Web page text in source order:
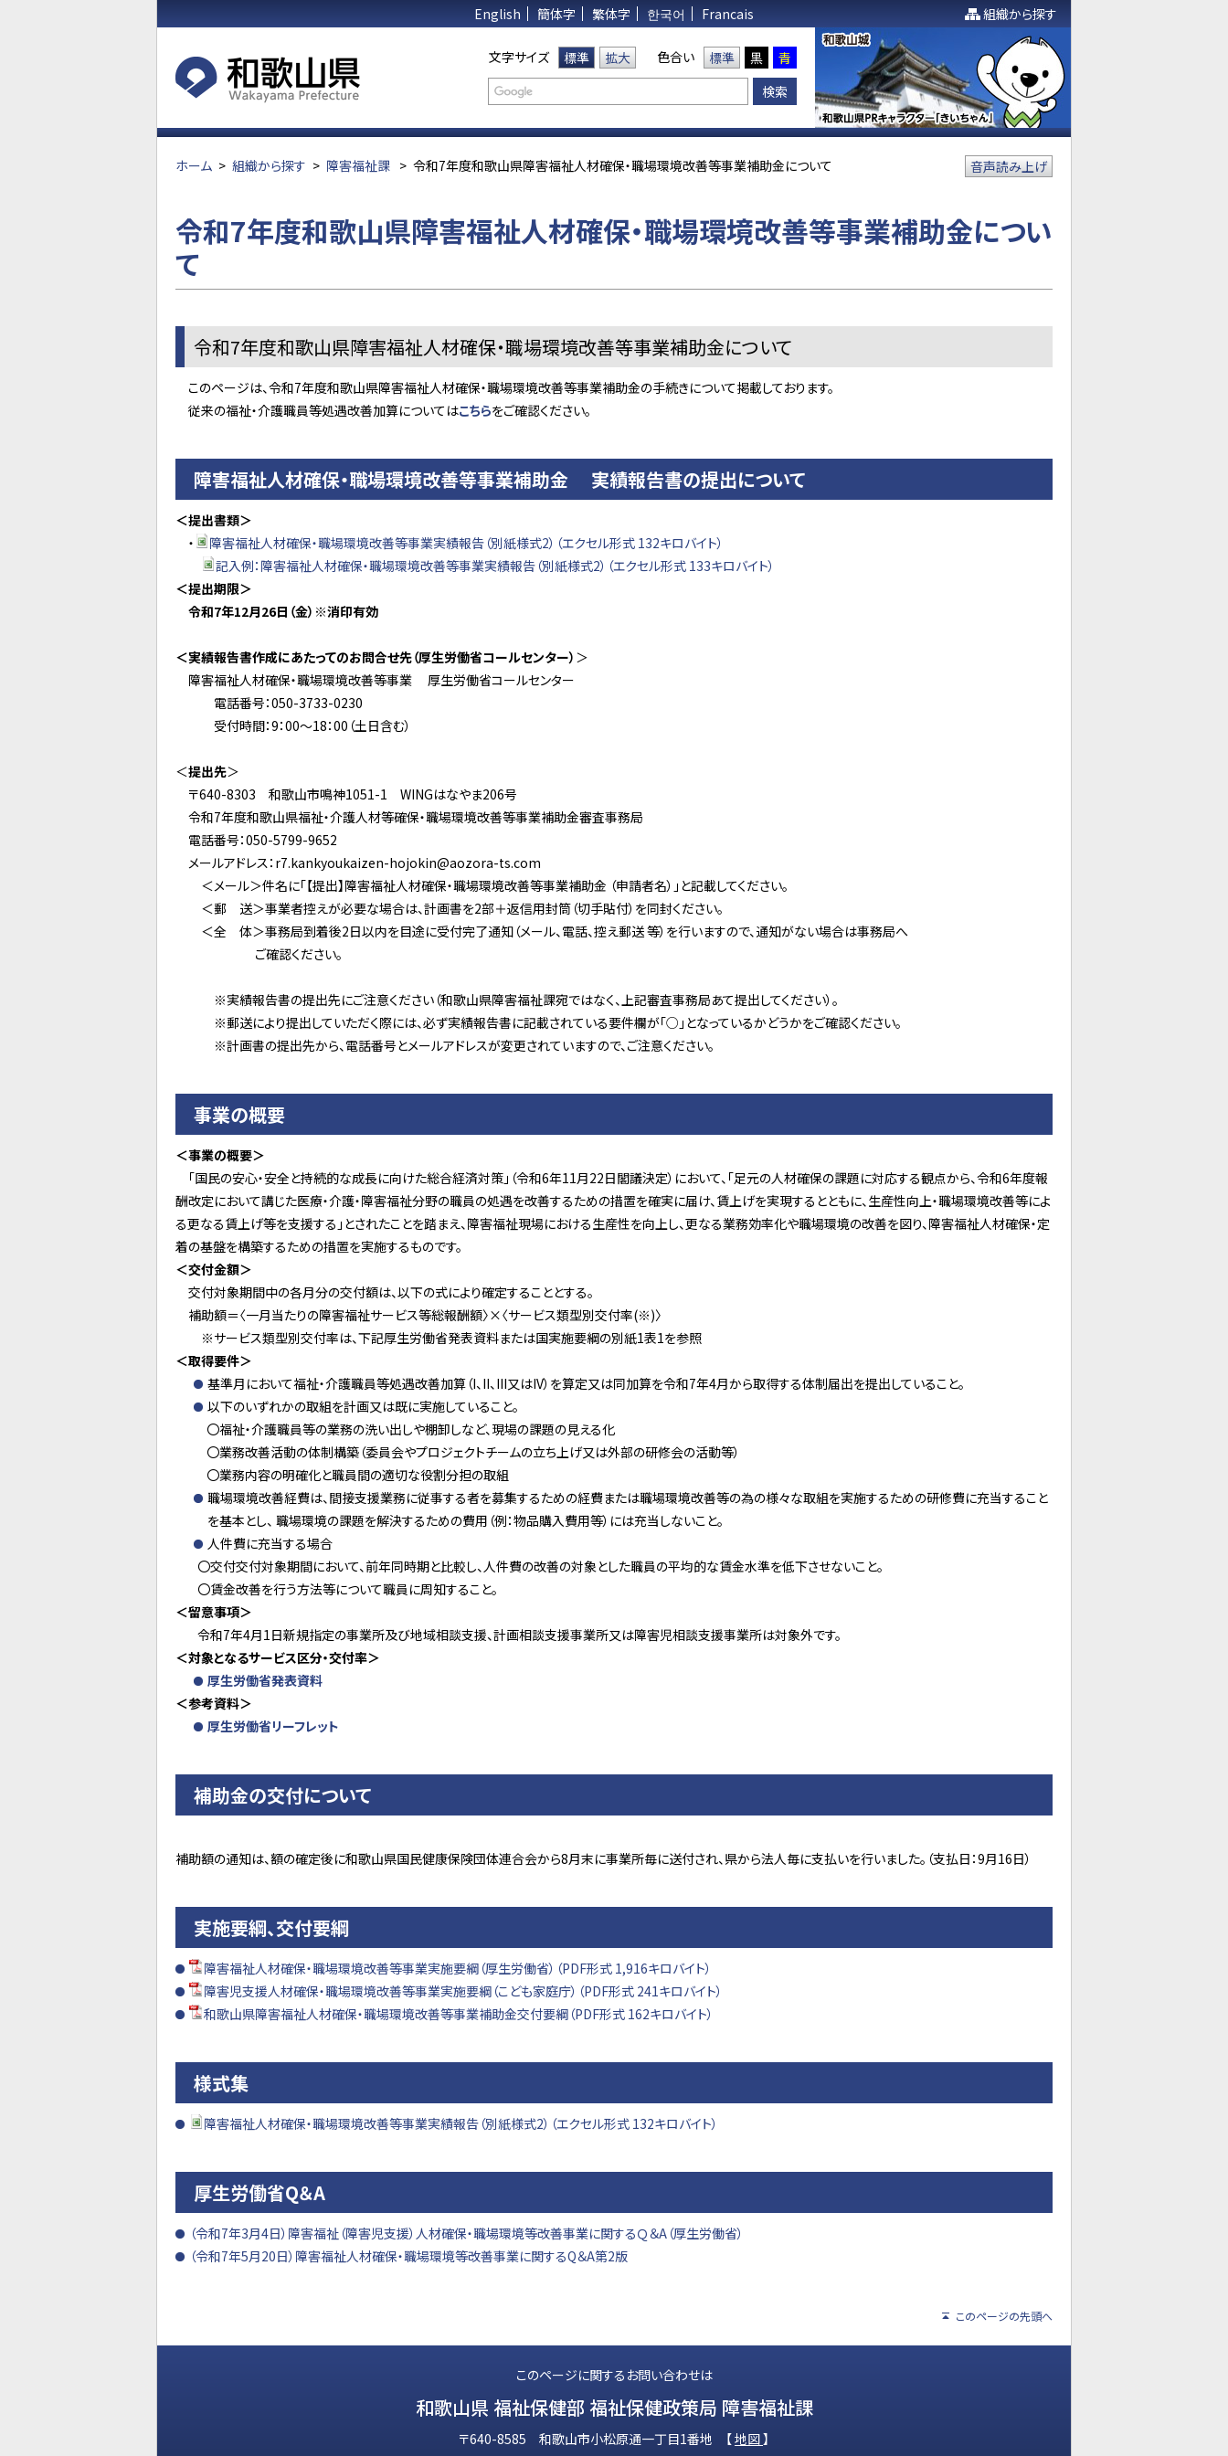
English 簡体字 繁体字 한국어 Francais 組織から探す
文字サイズ 標準 拡大 色合い 標準 黒 青
ホーム > 組織から探す > 障害福祉課 > 令和7年度和歌山県障害福祉人材確保・職場環境改善等事業補助金について 音声読み上げ
令和7年度和歌山県障害福祉人材確保・職場環境改善等事業補助金につい
て
令和7年度和歌山県障害福祉人材確保・職場環境改善等事業補助金について
このページは、令和7年度和歌山県障害福祉人材確保・職場環境改善等事業補助金の手続きについて掲載しております。
従来の福祉・介護職員等処遇改善加算についてはこちらをご確認ください。
障害福祉人材確保・職場環境改善等事業補助金 実績報告書の提出について
＜提出書類＞
・
障害福祉人材確保・職場環境改善等事業実績報告（別紙様式2）（エクセル形式 132キロバイト）
記入例：障害福祉人材確保・職場環境改善等事業実績報告（別紙様式2）（エクセル形式 133キロバイト）
＜提出期限＞
令和7年12月26日（金）※消印有効
＜実績報告書作成にあたってのお問合せ先（厚生労働省コールセンター） ＞
障害福祉人材確保・職場環境改善等事業 厚生労働省コールセンター
電話番号：050-3733-0230
受付時間：9：00～18：00（土日含む）
＜提出先＞
〒640-8303 和歌山市鳴神1051-1 WINGはなやま206号
令和7年度和歌山県福祉・介護人材等確保・職場環境改善等事業補助金審査事務局
電話番号：050-5799-9652
メールアドレス：r7.kankyoukaizen-hojokin@aozora-ts.com
＜メール＞件名に「【提出】障害福祉人材確保・職場環境改善等事業補助金 （申請者名）」と記載してください。
＜郵 送＞事業者控えが必要な場合は、計画書を2部＋返信用封筒（切手貼付）を同封ください。
＜全 体＞事務局到着後2日以内を目途に受付完了通知（メール、電話、控え郵送 等）を行いますので、通知がない場合は事務局へ
ご確認ください。
※実績報告書の提出先にご注意ください（和歌山県障害福祉課宛ではなく、上記審査事務局あて提出してください）。
※郵送により提出していただく際には、必ず実績報告書に記載されている要件欄が「○」となっているかどうかをご確認ください。
※計画書の提出先から、電話番号とメールアドレスが変更されていますので、ご注意ください。
事業の概要
＜事業の概要＞
「国民の安心・安全と持続的な成長に向けた総合経済対策」（令和6年11月22日閣議決定）において、「足元の人材確保の課題に対応する観点から、令和6年度報
酬改定において講じた医療・介護・障害福祉分野の職員の処遇を改善するための措置を確実に届け、賃上げを実現するとともに、生産性向上・職場環境改善等によ
る更なる賃上げ等を支援する」とされたことを踏まえ、障害福祉現場における生産性を向上し、更なる業務効率化や職場環境の改善を図り、障害福祉人材確保・定
着の基盤を構築するための措置を実施するものです。
＜交付金額＞
交付対象期間中の各月分の交付額は、以下の式により確定することとする。
補助額＝〈一月当たりの障害福祉サービス等総報酬額〉×〈サービス類型別交付率(※)〉
※サービス類型別交付率は、下記厚生労働省発表資料または国実施要綱の別紙1表1を参照
＜取得要件＞
基準月において福祉・介護職員等処遇改善加算（I、II、III又はIV）を算定又は同加算を令和7年4月から取得する体制届出を提出していること。
以下のいずれかの取組を計画又は既に実施していること。
〇福祉・介護職員等の業務の洗い出しや棚卸しなど、現場の課題の見える化
〇業務改善活動の体制構築（委員会やプロジェクトチームの立ち上げ又は外部の研修会の活動等）
〇業務内容の明確化と職員間の適切な役割分担の取組
職場環境改善経費は、間接支援業務に従事する者を募集するための経費または職場環境改善等の為の様々な取組を実施するための研修費に充当すること
を基本とし、 職場環境の課題を解決するための費用（例：物品購入費用等）には充当しないこと。
人件費に充当する場合
〇交付交付対象期間において、前年同時期と比較し、人件費の改善の対象とした職員の平均的な賃金水準を低下させないこと。
〇賃金改善を行う方法等について職員に周知すること。
＜留意事項＞
令和7年4月1日新規指定の事業所及び地域相談支援、計画相談支援事業所又は障害児相談支援事業所は対象外です。
＜対象となるサービス区分・交付率＞
厚生労働省発表資料
＜参考資料＞
厚生労働省リーフレット
補助金の交付について
補助額の通知は、額の確定後に和歌山県国民健康保険団体連合会から8月末に事業所毎に送付され、県から法人毎に支払いを行いました。（支払日：9月16日）
実施要綱、交付要綱
障害福祉人材確保・職場環境改善等事業実施要綱（厚生労働省）（PDF形式 1,916キロバイト）
障害児支援人材確保・職場環境改善等事業実施要綱（こども家庭庁）（PDF形式 241キロバイト）
和歌山県障害福祉人材確保・職場環境改善等事業補助金交付要綱（PDF形式 162キロバイト）
様式集
障害福祉人材確保・職場環境改善等事業実績報告（別紙様式2）（エクセル形式 132キロバイト）
厚生労働省Q＆A
（令和7年3月4日）障害福祉（障害児支援）人材確保・職場環境等改善事業に関するＱ＆A（厚生労働省）
（令和7年5月20日）障害福祉人材確保・職場環境等改善事業に関するQ＆A第2版
このページの先頭へ
このページに関するお問い合わせは
和歌山県 福祉保健部 福祉保健政策局 障害福祉課
〒640-8585 和歌山市小松原通一丁目1番地 【地図】